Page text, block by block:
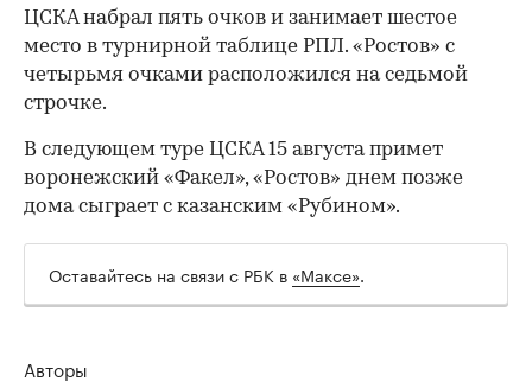
ЦСКА набрал пять очков и занимает шестое
место в турнирной таблице РПЛ. «Ростов» с
четырьмя очками расположился на седьмой
строчке.
В следующем туре ЦСКА 15 августа примет
воронежский «Факел», «Ростов» днем позже
дома сыграет с казанским «Рубином».
Оставайтесь на связи с РБК в «Максе».
Авторы